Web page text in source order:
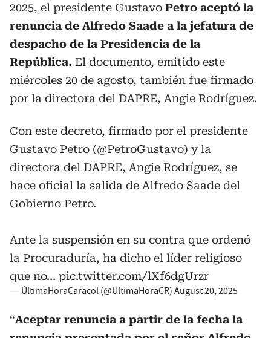
2025, el presidente Gustavo Petro aceptó la
renuncia de Alfredo Saade a la jefatura de
despacho de la Presidencia de la
República. El documento, emitido este
miércoles 20 de agosto, también fue firmado
por la directora del DAPRE, Angie Rodríguez.
Con este decreto, firmado por el presidente
Gustavo Petro (@PetroGustavo) y la
directora del DAPRE, Angie Rodríguez, se
hace oficial la salida de Alfredo Saade del
Gobierno Petro.
Ante la suspensión en su contra que ordenó
la Procuraduría, ha dicho el líder religioso
que no… pic.twitter.com/lXf6dgUrzr
— ÚltimaHoraCaracol (@UltimaHoraCR) August 20, 2025
“Aceptar renuncia a partir de la fecha la